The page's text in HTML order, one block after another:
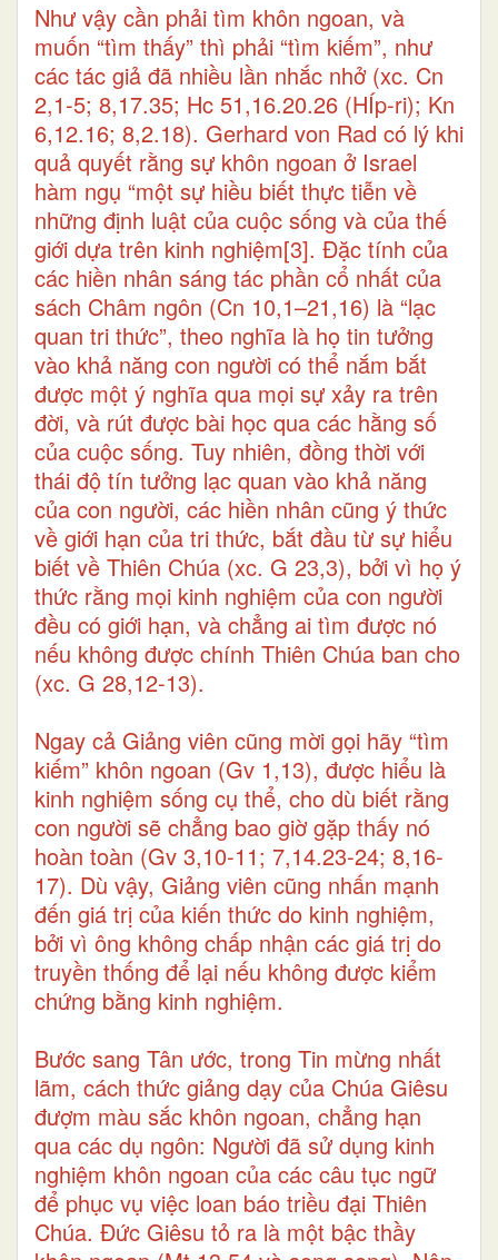
Như vậy cần phải tìm khôn ngoan, và
muốn “tìm thấy” thì phải “tìm kiếm”, như
các tác giả đã nhiều lần nhắc nhở (xc. Cn
2,1-5; 8,17.35; Hc 51,16.20.26 (HÍp-ri); Kn
6,12.16; 8,2.18). Gerhard von Rad có lý khi
quả quyết rằng sự khôn ngoan ở Israel
hàm ngụ “một sự hiều biết thực tiễn về
những định luật của cuộc sống và của thế
giới dựa trên kinh nghiệm[3]. Đặc tính của
các hiền nhân sáng tác phần cổ nhất của
sách Châm ngôn (Cn 10,1–21,16) là “lạc
quan tri thức”, theo nghĩa là họ tin tưởng
vào khả năng con người có thể nắm bắt
được một ý nghĩa qua mọi sự xảy ra trên
đời, và rút được bài học qua các hằng số
của cuộc sống. Tuy nhiên, đồng thời với
thái độ tín tưởng lạc quan vào khả năng
của con người, các hiền nhân cũng ý thức
về giới hạn của tri thức, bắt đầu từ sự hiểu
biết về Thiên Chúa (xc. G 23,3), bởi vì họ ý
thức rằng mọi kinh nghiệm của con người
đều có giới hạn, và chẳng ai tìm được nó
nếu không được chính Thiên Chúa ban cho
(xc. G 28,12-13).
Ngay cả Giảng viên cũng mời gọi hãy “tìm
kiếm” khôn ngoan (Gv 1,13), được hiểu là
kinh nghiệm sống cụ thể, cho dù biết rằng
con người sẽ chẳng bao giờ gặp thấy nó
hoàn toàn (Gv 3,10-11; 7,14.23-24; 8,16-
17). Dù vậy, Giảng viên cũng nhấn mạnh
đến giá trị của kiến thức do kinh nghiệm,
bởi vì ông không chấp nhận các giá trị do
truyền thống để lại nếu không được kiểm
chứng bằng kinh nghiệm.
Bước sang Tân ước, trong Tin mừng nhất
lãm, cách thức giảng dạy của Chúa Giêsu
đượm màu sắc khôn ngoan, chẳng hạn
qua các dụ ngôn: Người đã sử dụng kinh
nghiệm khôn ngoan của các câu tục ngữ
để phục vụ việc loan báo triều đại Thiên
Chúa. Đức Giêsu tỏ ra là một bậc thầy